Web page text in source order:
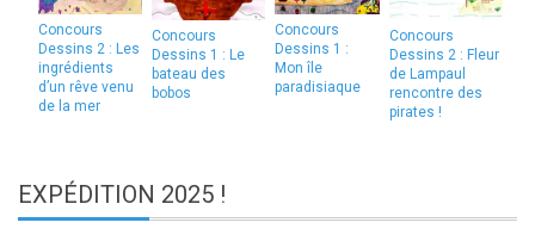
Concours
Dessins 2 : Les
ingrédients
d’un rêve venu
de la mer
Concours
Dessins 1 : Le
bateau des
bobos
Concours
Dessins 1 :
Mon île
paradisiaque
Concours
Dessins 2 : Fleur
de Lampaul
rencontre des
pirates !
EXPÉDITION 2025 !